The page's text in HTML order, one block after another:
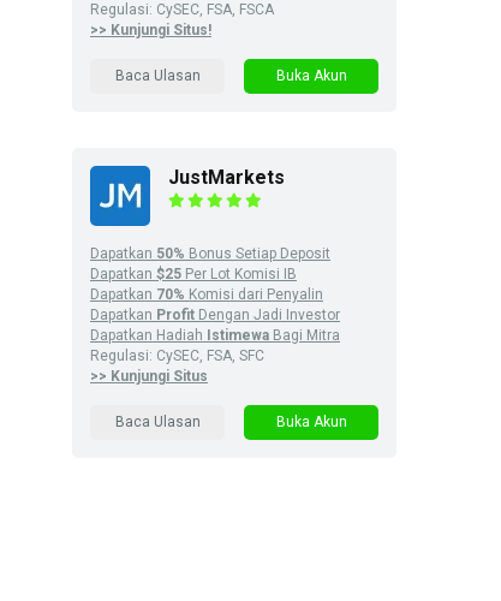
Regulasi: CySEC, FSA, FSCA
>> Kunjungi Situs!
Baca Ulasan Buka Akun
JustMarkets
Dapatkan 50% Bonus Setiap Deposit
Dapatkan $25 Per Lot Komisi IB
Dapatkan 70% Komisi dari Penyalin
Dapatkan Profit Dengan Jadi Investor
Dapatkan Hadiah
Istimewa Bagi Mitra
Regulasi: CySEC, FSA, SFC
>> Kunjungi Situs
Baca Ulasan Buka Akun